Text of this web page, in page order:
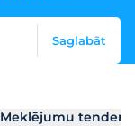
Saglabāt
Meklējumu